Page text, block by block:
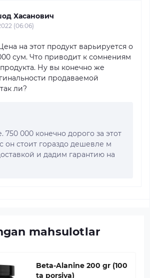
Хасанович
(06:06)
на этот продукт варьируется о
сум. Что приводит к сомнениям
Ну вы конечно же
продаваемой
ли?
750 000 конечно дорого за этот
он стоит гораздо дешевле м
и дадим гарантию на
mahsulotlar
Beta-Alanine 200 gr (100
ta porsiya)